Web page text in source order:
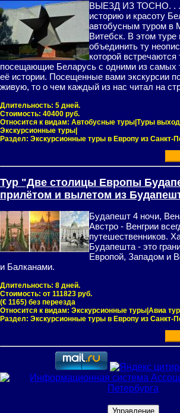
ВЫЕЗД ИЗ ТОСНО. . .
историю и красоту
автобусным туром в
Витебск. В этом
объединить ту
которой встречаются
посещающие Беларусь с одними из самых
её истории. Посещенные вами экскурсии
живую, то о чем каждый из нас читал на
Длительность: 5 дней.
Стоимость: 40400 руб.
Относится к видам: Автобусные туры|Туры
Экскурсионные туры|
Раздел: Экскурсионные туры в Европу из Санкт-
Тур "Две столицы Европы
прилётом и вылетом из
Будапешт 4 ночи,
Австро - Венгрии
путешественников.
Будапешта - это
Европой, Западом и
и Балканами.
Длительность: 8 дней.
Стоимость: от 111823 руб.
(€ 1165) без переезда
Относится к видам: Экскурсионные туры|Авиа
Раздел: Экскурсионные туры в Европу из Санкт-